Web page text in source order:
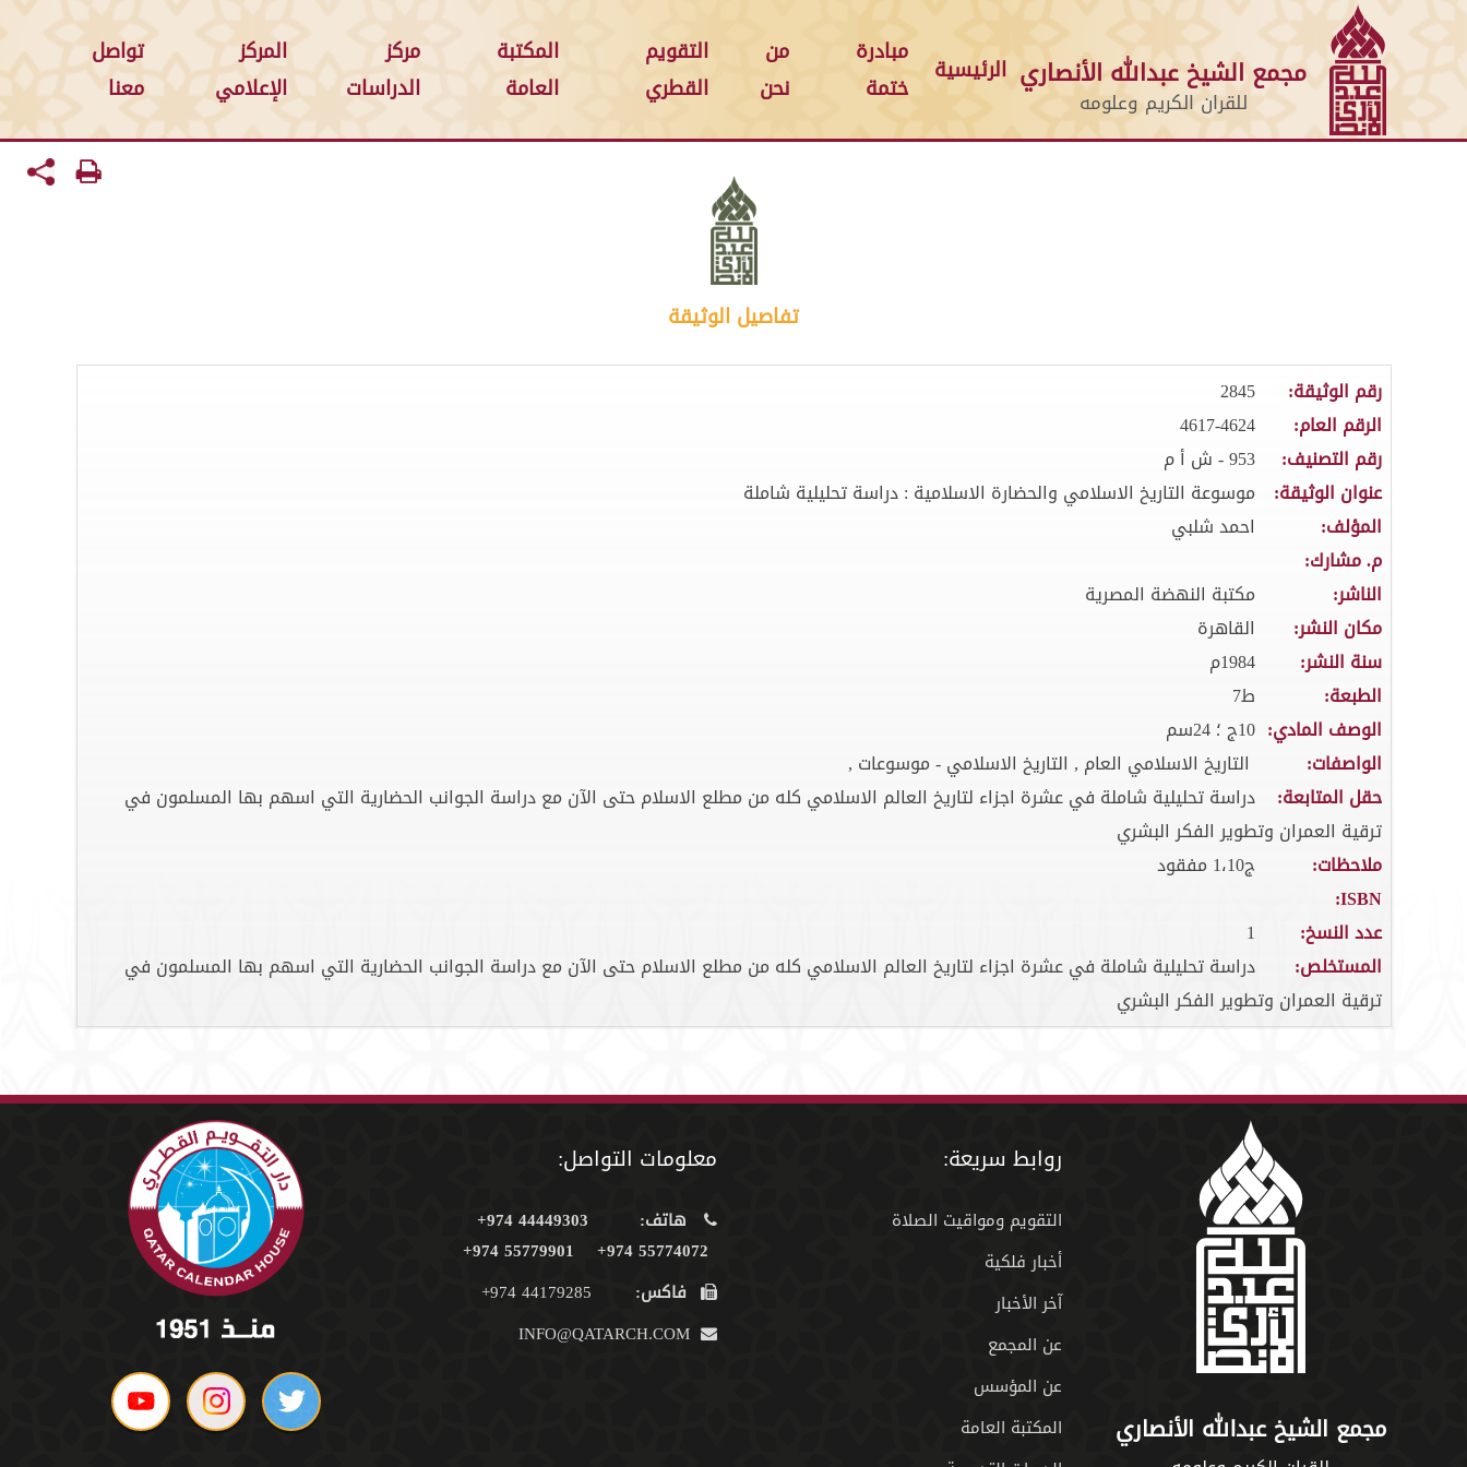
مجمع الشيخ عبدالله الأنصاري
للقران الكريم وعلومه
الرئيسية
مبادرة
ختمة
من
نحن
التقويم
القطري
المكتبة
العامة
مركز
الدراسات
المركز
الإعلامي
تواصل
معنا
تفاصيل الوثيقة
رقم الوثيقة:
2845
الرقم العام:
4617-4624
رقم التصنيف:
953 - ش أ م
عنوان الوثيقة:
موسوعة التاريخ الاسلامي والحضارة الاسلامية : دراسة تحليلية شاملة
المؤلف:
احمد شلبي
م. مشارك:
الناشر:
مكتبة النهضة المصرية
مكان النشر:
القاهرة
سنة النشر:
1984م
الطبعة:
ط7
الوصف المادي: 10ج ؛ 24سم
الواصفات:
التاريخ الاسلامي العام , التاريخ الاسلامي - موسوعات ,
حقل المتابعة:
دراسة تحليلية شاملة في عشرة اجزاء لتاريخ العالم الاسلامي كله من مطلع الاسلام حتى الآن مع دراسة الجوانب الحضارية التي اسهم بها المسلمون في
ترقية العمران وتطوير الفكر البشري
ملاحظات:
ج1،10 مفقود
ISBN:
عدد النسخ:
1
المستخلص:
دراسة تحليلية شاملة في عشرة اجزاء لتاريخ العالم الاسلامي كله من مطلع الاسلام حتى الآن مع دراسة الجوانب الحضارية التي اسهم بها المسلمون في
ترقية العمران وتطوير الفكر البشري
مجمع الشيخ عبدالله الأنصاري
روابط سريعة:
التقويم ومواقيت الصلاة
أخبار فلكية
آخر الأخبار
عن المجمع
عن المؤسس
المكتبة العامة
معلومات التواصل:
هاتف:
44449303 974+
55774072 974+
55779901 974+
فاكس: